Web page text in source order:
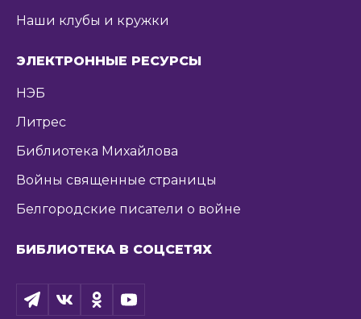
Наши клубы и кружки
ЭЛЕКТРОННЫЕ РЕСУРСЫ
НЭБ
Литрес
Библиотека Михайлова
Войны священные страницы
Белгородские писатели о войне
БИБЛИОТЕКА В СОЦСЕТЯХ